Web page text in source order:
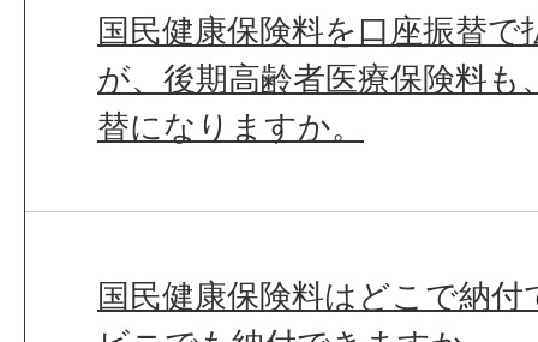
国民健康保険料を口座振替
が、後期高齢者医療保険料も
替になりますか。
国民健康保険料はどこで納